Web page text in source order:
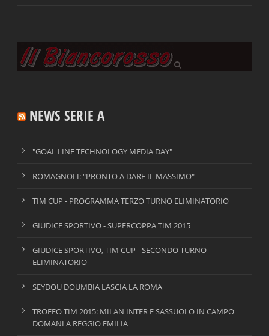
NEWS SERIE A
"GOAL LINE TECHNOLOGY MEDIA DAY"
ROMAGNOLI: "PRONTO A DARE IL MASSIMO"
TIM CUP - PROGRAMMA TERZO TURNO ELIMINATORIO
GIUDICE SPORTIVO - SUPERCOPPA TIM 2015
GIUDICE SPORTIVO, TIM CUP - SECONDO TURNO
ELIMINATORIO
SEYDOU DOUMBIA LASCIA LA ROMA
TROFEO TIM 2015: MILAN INTER E SASSUOLO IN CAMPO
DOMANI A REGGIO EMILIA